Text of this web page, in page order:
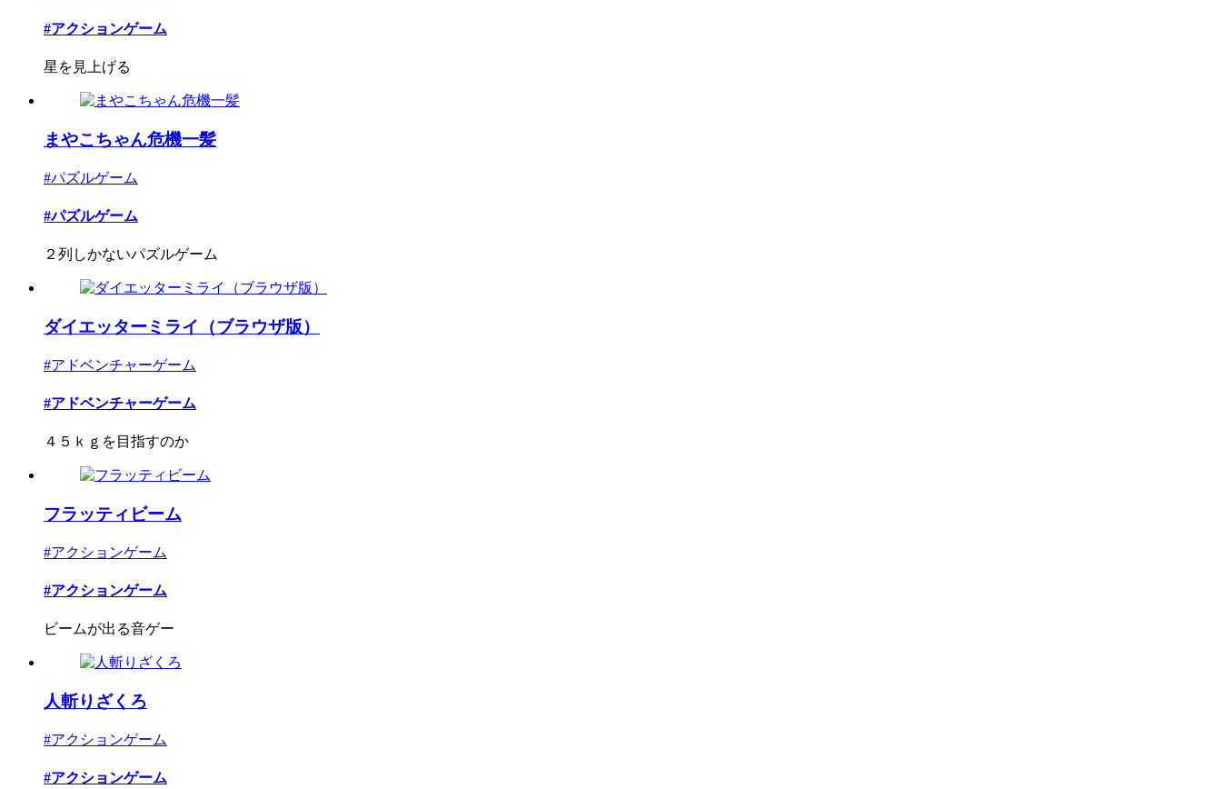
#アクションゲーム
星を見上げる
まやこちゃん危機一髪
#パズルゲーム
#パズルゲーム
２列しかないパズルゲーム
ダイエッターミライ（ブラウザ版）
#アドベンチャーゲーム
#アドベンチャーゲーム
４５ｋｇを目指すのか
フラッティビーム
#アクションゲーム
#アクションゲーム
ビームが出る音ゲー
人斬りざくろ
#アクションゲーム
#アクションゲーム